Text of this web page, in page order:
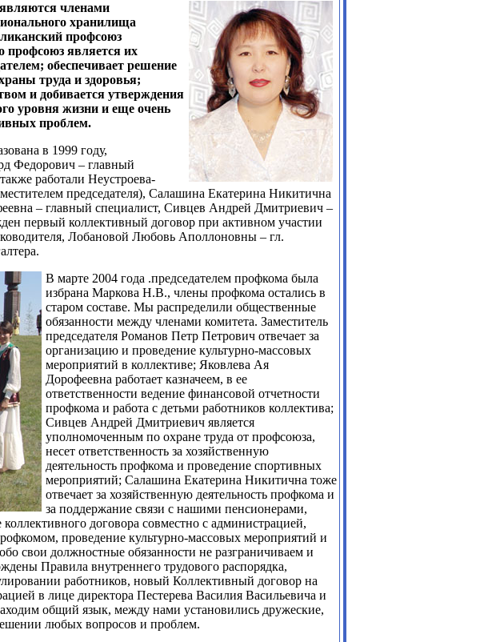
членами
хранилища
профсоюз
профсоюз является их
обеспечивает решение
труда и здоровья;
и добивается утверждения
уровня жизни и еще очень
проблем.
в 1999 году,
Федорович – главный
работали Неустроева-
председателя), Салашина Екатерина Никитична
– главный специалист, Сивцев Андрей Дмитриевич –
первый коллективный договор при активном участии
Лобановой Любовь Аполлоновны – гл.
В марте 2004 года .председателем профкома была
избрана Маркова Н.В., члены профкома остались в
старом составе. Мы распределили общественные
обязанности между членами комитета. Заместитель
председателя Романов Петр Петрович отвечает за
организацию и проведение культурно-массовых
мероприятий в коллективе; Яковлева Ая
Дорофеевна работает казначеем, в ее
ответственности ведение финансовой отчетности
профкома и работа с детьми работников коллектива;
Сивцев Андрей Дмитриевич является
уполномоченным по охране труда от профсоюза,
несет ответственность за хозяйственную
деятельность профкома и проведение спортивных
мероприятий; Салашина Екатерина Никитична тоже
отвечает за хозяйственную деятельность профкома и
за поддержание связи с нашими пенсионерами,
договора совместно с администрацией,
проведение культурно-массовых мероприятий и
свои должностные обязанности не разграничиваем и
Правила внутреннего трудового распорядка,
работников, новый Коллективный договор на
в лице директора Пестерева Василия Васильевича и
общий язык, между нами установились дружеские,
любых вопросов и проблем.